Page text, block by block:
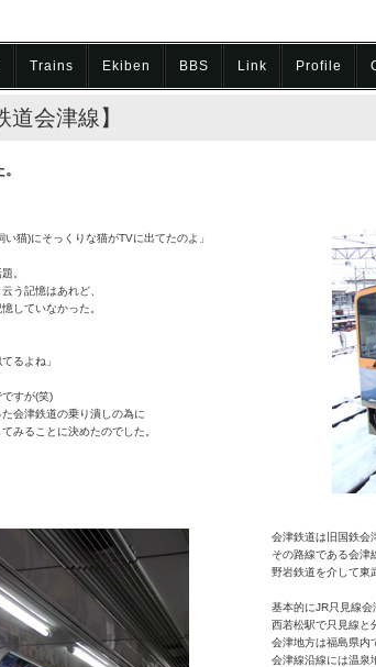
Trains Ekiben BBS Link Profile
会津線】
い猫)にそっくりな猫がTVに出てたのよ」
。
う記憶はあれど、
していなかった。
るよね」
すが(笑)
会津鉄道の乗り潰しの為に
みることに決めたのでした。
会津鉄道は旧国鉄会
その路線である会津
野岩鉄道を介して東
基本的にJR只見線会
西若松駅で只見線と
会津地方は福島県内
会津線沿線には温泉